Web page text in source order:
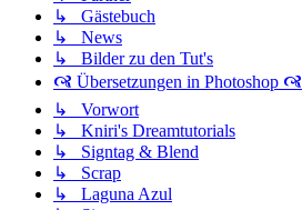
↳ Gästebuch
↳ News
↳ Bilder zu den Tut's
🙧 Übersetzungen in Photoshop 🙧
↳ Vorwort
↳ Kniri's Dreamtutorials
↳ Signtag & Blend
↳ Scrap
↳ Laguna Azul